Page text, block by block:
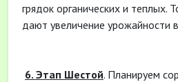
грядок органических и теплых.
дают увеличение урожайности
6. Этап Шестой. Планируем